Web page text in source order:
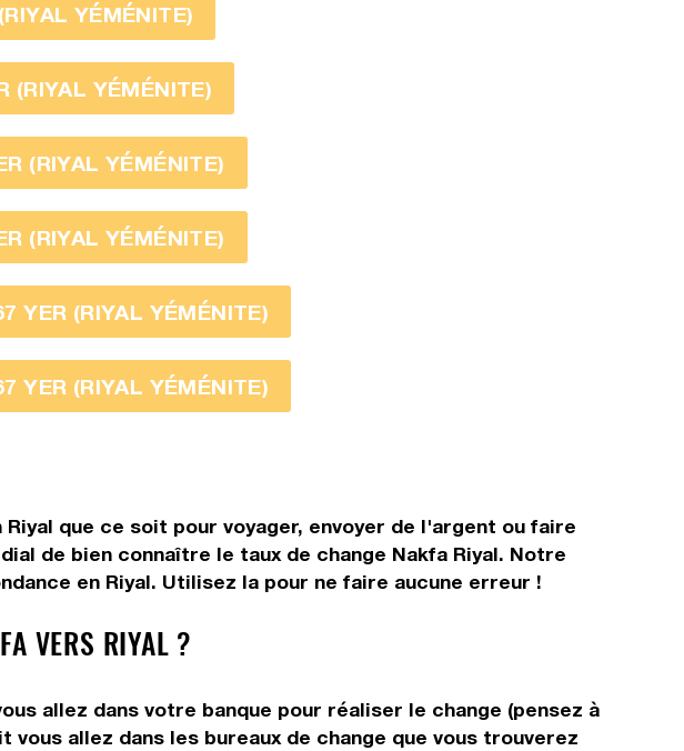
YÉMÉNITE)
(RIYAL YÉMÉNITE)
(RIYAL YÉMÉNITE)
(RIYAL YÉMÉNITE)
YER (RIYAL YÉMÉNITE)
YER (RIYAL YÉMÉNITE)
que ce soit pour voyager, envoyer de l'argent ou faire
de bien connaître le taux de change Nakfa Riyal. Notre
en Riyal. Utilisez la pour ne faire aucune erreur !
VERS RIYAL ?
allez dans votre banque pour réaliser le change (pensez à
vous allez dans les bureaux de change que vous trouverez